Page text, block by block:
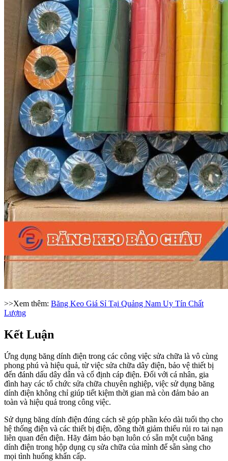
>>Xem thêm: Băng Keo Giá Sỉ Tại Quảng Nam Uy Tín Chất
Lượng
Kết Luận
Ứng dụng băng dính điện trong các công việc sửa chữa là vô cùng
phong phú và hiệu quả, từ việc sửa chữa dây điện, bảo vệ thiết bị
đến đánh dấu dây dẫn và cố định cáp điện. Đối với cá nhân, gia
đình hay các tổ chức sửa chữa chuyên nghiệp, việc sử dụng băng
dính điện không chỉ giúp tiết kiệm thời gian mà còn đảm bảo an
toàn và hiệu quả trong công việc.
Sử dụng băng dính điện đúng cách sẽ góp phần kéo dài tuổi thọ cho
hệ thống điện và các thiết bị điện, đồng thời giảm thiểu rủi ro tai nạn
liên quan đến điện. Hãy đảm bảo bạn luôn có sẵn một cuộn băng
dính điện trong hộp dụng cụ sửa chữa của mình để sẵn sàng cho
mọi tình huống khẩn cấp.